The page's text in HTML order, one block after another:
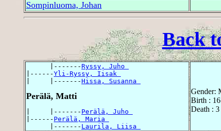
Sompinluoma, Johan
Back
      |-------
Ryssy, Juho
|------Yli-Ryssy, Iisak
|     |-------Hissa, Susanna
Perälä, Matti
|     |------- Perälä, Juho
|------ Perälä, Maria
      |-------
Laurila, Liisa
Gender:
Birth :
Death :